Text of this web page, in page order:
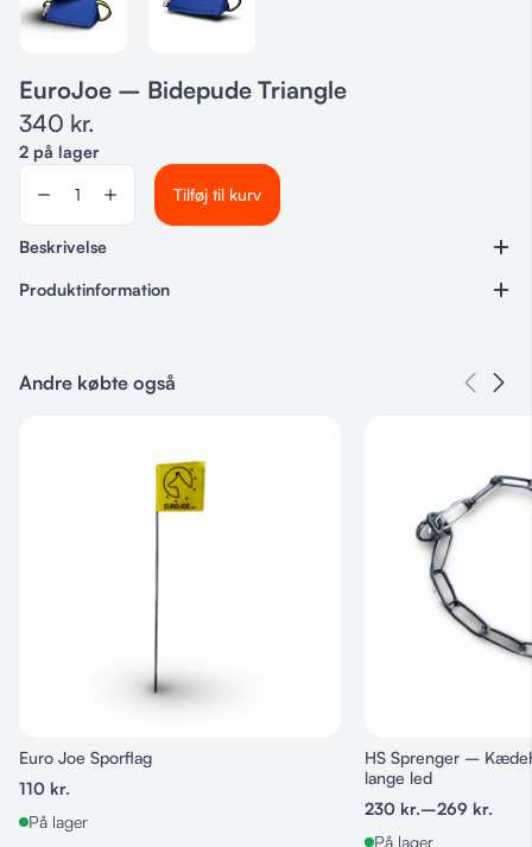
EuroJoe – Bidepude Triangle
340 kr.
2 på lager
Tilføj til kurv
Beskrivelse
Produktinformation
Kategorier
Andre købte også
Euro Joe Sporflag
110 kr.
På lager
HS Sprenger –
lange led
230kr.–269 kr.
På lager